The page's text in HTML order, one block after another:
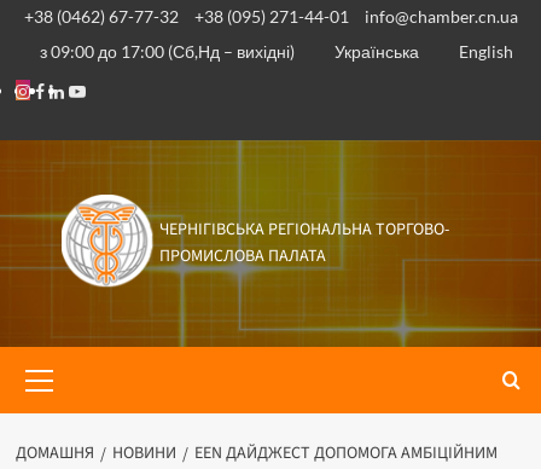
Перейти
вмісту
+38 (0462) 67-77-32 +38 (095) 271-44-01
info@chamber.cn.ua
з 09:00 до 17:00 (Сб,Нд – вихідні)
Українська
English
Instagram
Facebook
Linkedin
Youtube
ЧЕРНІГІВСЬКА РЕГІОНАЛЬНА ТОРГОВО-
ПРОМИСЛОВА ПАЛАТА
меню
ДОМАШНЯ НОВИНИ
EEN ДАЙДЖЕСТ ДОПОМОГА АМБІЦІЙНИМ